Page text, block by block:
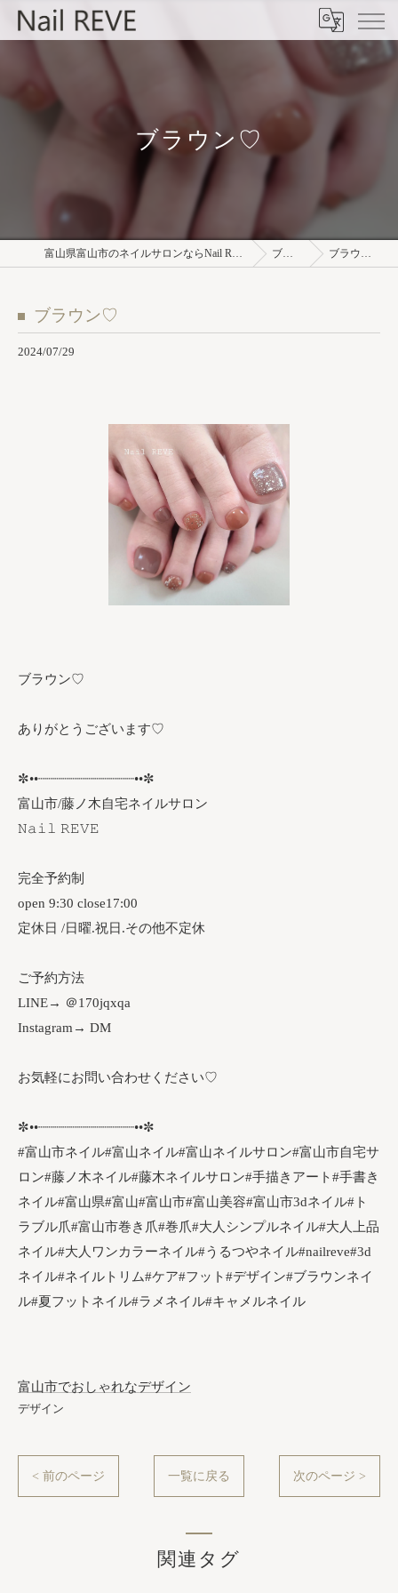
ブラウン♡
富山県富山市のネイルサロンならNail REVE ブログ ブラウン♡
ブラウン♡
2024/07/29
ブラウン♡
ありがとうございます♡
✼••┈┈┈┈┈┈┈┈┈┈┈┈••✼
富山市/藤ノ木自宅ネイルサロン
𝙽𝚊𝚒𝚕 𝚁𝙴𝚅𝙴
完全予約制
open 9:30 close17:00
定休日 /日曜.祝日.その他不定休
ご予約方法
LINE→ ＠170jqxqa
Instagram→ DM
お気軽にお問い合わせください♡
✼••┈┈┈┈┈┈┈┈┈┈┈┈••✼
#富山市ネイル#富山ネイル#富山ネイルサロン#富山市自宅サ
ロン#藤ノ木ネイル#藤木ネイルサロン#手描きアート#手書き
ネイル#富山県#富山#富山市#富山美容#富山市3dネイル#ト
ラブル爪#富山市巻き爪#巻爪#大人シンプルネイル#大人上品
ネイル#大人ワンカラーネイル#うるつやネイル#nailreve#3d
ネイル#ネイルトリム#ケア#フット#デザイン#ブラウンネイ
ル#夏フットネイル#ラメネイル#キャメルネイル
富山市でおしゃれなデザイン
デザイン
< 前のページ 一覧に戻る 次のページ >
関連タグ